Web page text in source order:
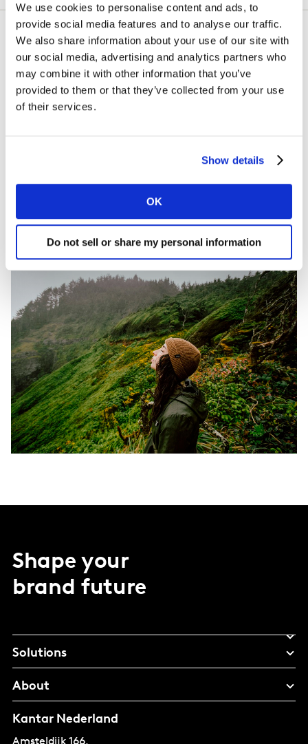
We use cookies to personalise content and ads, to
provide social media features and to analyse our traffic.
We also share information about your use of our site with
our social media, advertising and analytics partners who
may combine it with other information that you’ve
provided to them or that they’ve collected from your use
of their services.
Show details
OK
Do not sell or share my personal information
Ontdek waar je impact kunt maken
Ontdek waar je impact kunt maken
begrijpen welke kwesties je moet aanpakken en hoe dat
zich verhoudt tot je merk, bedrijfsvisie en belangen van
Ontdek meer
Shape your
brand future
Solutions
About
Kantar Nederland
Amsteldijk 166,